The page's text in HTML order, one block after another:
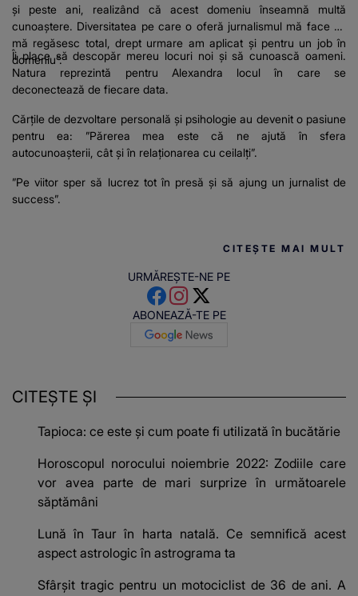
și peste ani, realizând că acest domeniu înseamnă multă
cunoaștere. Diversitatea pe care o oferă jurnalismul mă face să
mă regăsesc total, drept urmare am aplicat și pentru un job în
domeniu”.
Îi place să descopăr mereu locuri noi și să cunoască oameni.
Natura reprezintă pentru Alexandra locul în care se
deconectează de fiecare data.
Cărțile de dezvoltare personală și psihologie au devenit o pasiune
pentru ea: ”Părerea mea este că ne ajută în sfera
autocunoașterii, cât și în relaționarea cu ceilalți”.
”Pe viitor sper să lucrez tot în presă și să ajung un jurnalist de
success”.
CITEȘTE MAI MULT
URMĂREȘTE-NE PE
ABONEAZĂ-TE PE
CITEȘTE ȘI
Tapioca: ce este și cum poate fi utilizată în bucătărie
Horoscopul norocului noiembrie 2022: Zodiile care
vor avea parte de mari surprize în următoarele
săptămâni
Lună în Taur în harta natală. Ce semnifică acest
aspect astrologic în astrograma ta
Sfârşit tragic pentru un motociclist de 36 de ani. A